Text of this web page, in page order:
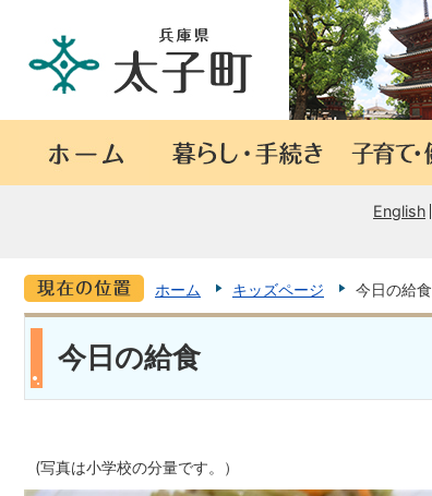
English
ホーム キッズページ 今日の給食
今日の給食
(写真は小学校の分量です。）